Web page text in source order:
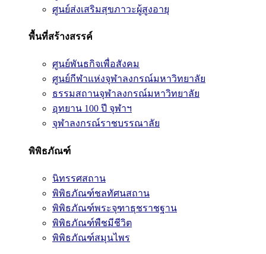
ศูนย์ส่งเสริมสุขภาวะผู้สูงอายุ
พื้นที่สร้างสรรค์
ศูนย์พันธกิจเพื่อสังคม
ศูนย์กีฬาแห่งจุฬาลงกรณ์มหาวิทยาลัย
ธรรมสถานจุฬาลงกรณ์มหาวิทยาลัย
อุทยาน 100 ปี จุฬาฯ
จุฬาลงกรณ์ราชบรรณาลัย
พิพิธภัณฑ์
นิทรรศสถาน
พิพิธภัณฑ์ชลทัศนสถาน
พิพิธภัณฑ์พระจุฑาธุชราชฐาน
พิพิธภัณฑ์พืชมีชีวิต
พิพิธภัณฑ์สมุนไพร